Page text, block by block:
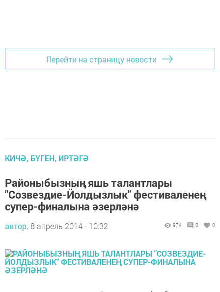
Перейти на страницу новости
КИЧӘ, БҮГЕН, ИРТӘГӘ
Районыбызның яшь талантлары
"Созвездие-Йолдызлык" фестиваленең
супер-финалына әзерләнә
автор, 8 апрель 2014 - 10:32 974 0 0